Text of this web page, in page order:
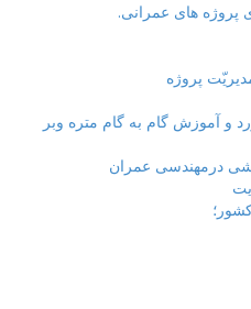
های عمرانی.
پروژه
و آموزش گام به گام متره وبر
درمهندسی عمران